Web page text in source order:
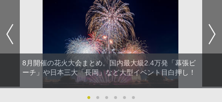
8月開催の花火大会まとめ。国内最大級2.4万発「幕張ビ
ーチ」や日本三大「長岡」など大型イベント目白押し！
● ● ● ● ● ●